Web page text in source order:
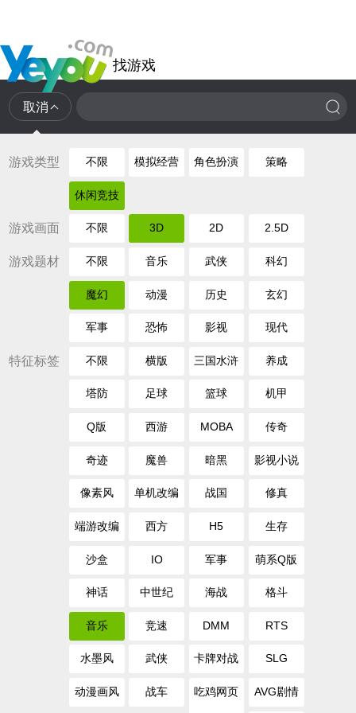
找游戏
取消
游戏类型 不限 模拟经营 角色扮演 策略
休闲竞技
游戏画面 不限 3D 2D 2.5D
游戏题材 不限 音乐 武侠 科幻
魔幻 动漫 历史 玄幻
军事 恐怖 影视 现代
特征标签 不限 横版 三国水浒 养成
塔防 足球 篮球 机甲
Q版 西游 MOBA 传奇
奇迹 魔兽 暗黑 影视小说
像素风 单机改编 战国 修真
端游改编 西方 H5 生存
沙盒 IO 军事 萌系Q版
神话 中世纪 海战 格斗
音乐 竞速 DMM RTS
水墨风 武侠 卡牌对战 SLG
动漫画风 战车 吃鸡网页 AVG剧情